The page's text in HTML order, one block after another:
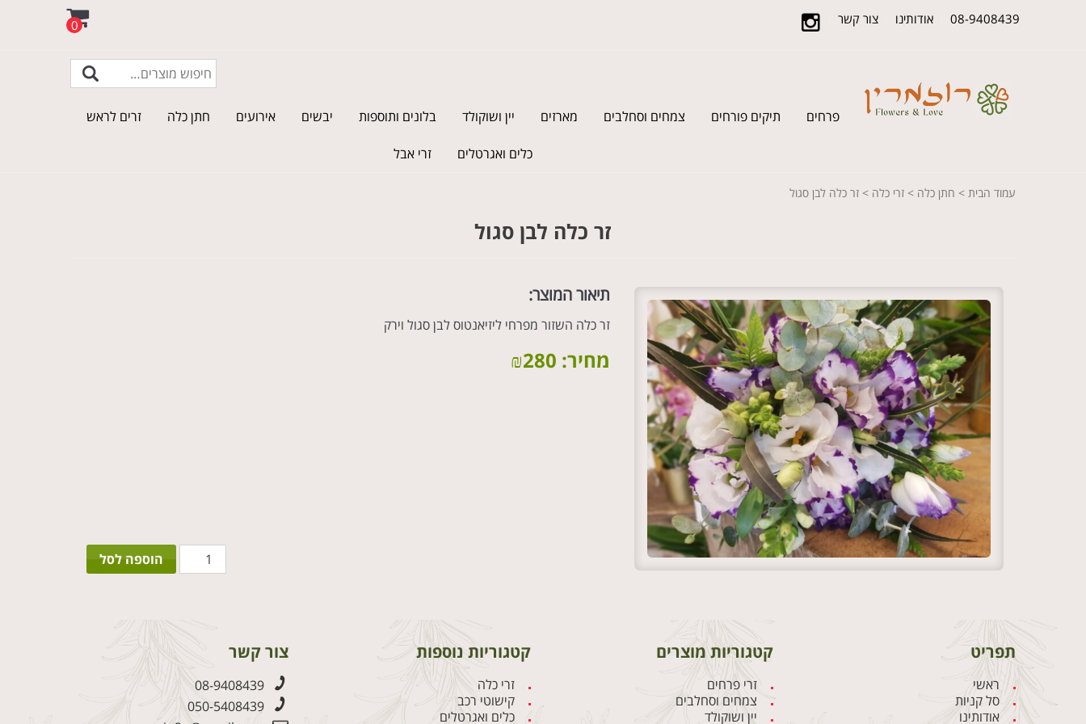
08-9408439 אודותינו צור קשר 0
פרחים תיקים פורחים צמחים וסחלבים מארזים יין ושוקולד בלונים ותוספות יבשים אירועים חתן כלה זרים לראש
כלים ואגרטלים זרי אבל
עמוד הבית > חתן כלה > זרי כלה > זר כלה לבן סגול
זר כלה לבן סגול
תיאור המוצר:
זר כלה השזור מפרחי ליזיאנטוס לבן סגול וירק
מחיר: ₪280
כמות
הוספה לסל
תפריט
ראשי
סל קניות
אודותינו
קטגוריות מוצרים
זרי פרחים
צמחים וסחלבים
יין ושוקולד
קטגוריות נוספות
זרי כלה
קישוטי רכב
כלים ואגרטלים
צור קשר
08-9408439
050-5408439